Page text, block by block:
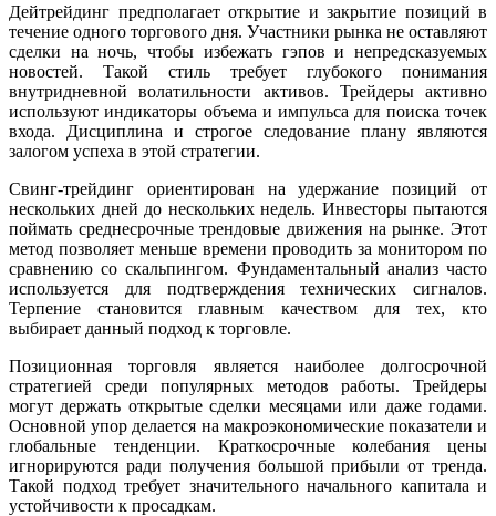
Дейтрейдинг предполагает открытие и закрытие позиций в
течение одного торгового дня. Участники рынка не оставляют
сделки на ночь, чтобы избежать гэпов и непредсказуемых
новостей. Такой стиль требует глубокого понимания
внутридневной волатильности активов. Трейдеры активно
используют индикаторы объема и импульса для поиска точек
входа. Дисциплина и строгое следование плану являются
залогом успеха в этой стратегии.
Свинг-трейдинг ориентирован на удержание позиций от
нескольких дней до нескольких недель. Инвесторы пытаются
поймать среднесрочные трендовые движения на рынке. Этот
метод позволяет меньше времени проводить за монитором по
сравнению со скальпингом. Фундаментальный анализ часто
используется для подтверждения технических сигналов.
Терпение становится главным качеством для тех, кто
выбирает данный подход к торговле.
Позиционная торговля является наиболее долгосрочной
стратегией среди популярных методов работы. Трейдеры
могут держать открытые сделки месяцами или даже годами.
Основной упор делается на макроэкономические показатели и
глобальные тенденции. Краткосрочные колебания цены
игнорируются ради получения большой прибыли от тренда.
Такой подход требует значительного начального капитала и
устойчивости к просадкам.